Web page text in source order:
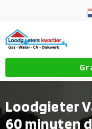
Loodgieter
60 minuten